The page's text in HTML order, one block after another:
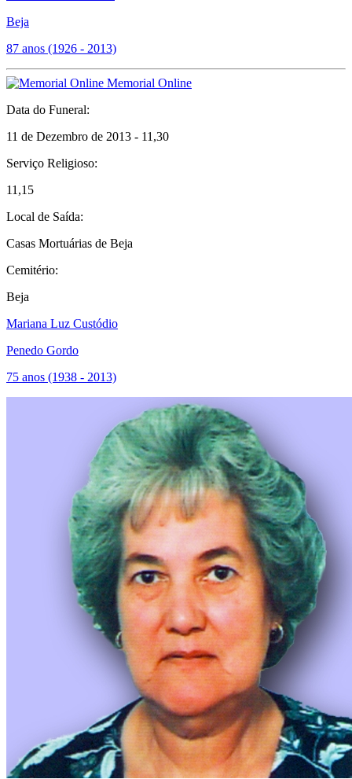
Beja
87 anos (1926 - 2013)
Memorial Online
Data do Funeral:
11 de Dezembro de 2013 - 11,30
Serviço Religioso:
11,15
Local de Saída:
Casas Mortuárias de Beja
Cemitério:
Beja
Mariana Luz Custódio
Penedo Gordo
75 anos (1938 - 2013)